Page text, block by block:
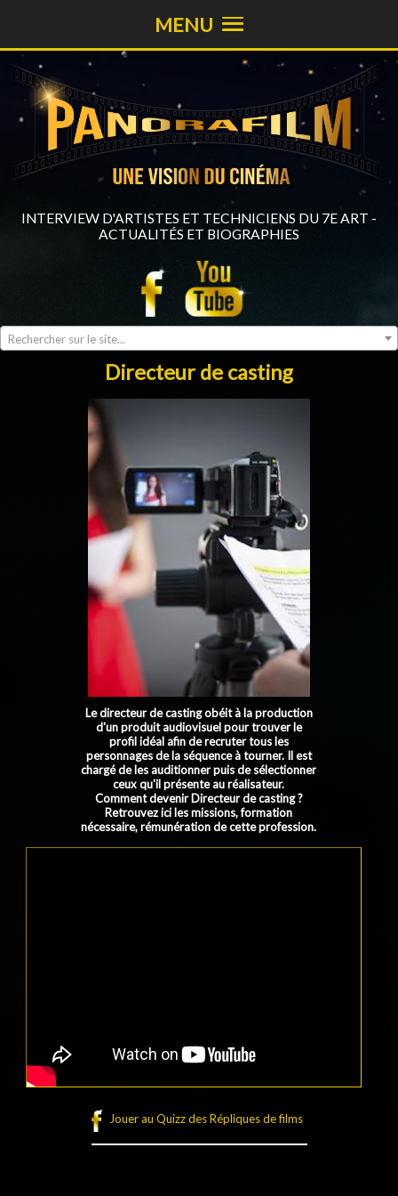
INTERVIEW D'ARTISTES ET TECHNICIENS DU 7E ART -
ACTUALITÉS ET BIOGRAPHIES
Rechercher sur le site...
MENU
Directeur de casting
Le directeur de casting obéit à la production
d'un produit audiovisuel pour trouver le
profil idéal afin de recruter tous les
personnages de la séquence à tourner. Il est
chargé de les auditionner puis de sélectionner
ceux qu'il présente au réalisateur.
Comment devenir Directeur de casting ?
Retrouvez ici les missions, formation
nécessaire, rémunération de cette profession.
Jouer au Quizz des Répliques de films